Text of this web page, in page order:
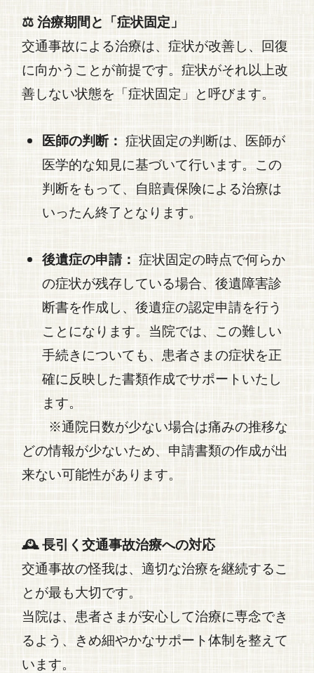
⚖️ 治療期間と「症状固定」
交通事故による治療は、症状が改善し、回復
に向かうことが前提です。症状がそれ以上改
善しない状態を「症状固定」と呼びます。
医師の判断： 症状固定の判断は、医師が
医学的な知見に基づいて行います。この
判断をもって、自賠責保険による治療は
いったん終了となります。
後遺症の申請： 症状固定の時点で何らか
の症状が残存している場合、後遺障害診
断書を作成し、後遺症の認定申請を行う
ことになります。当院では、この難しい
手続きについても、患者さまの症状を正
確に反映した書類作成でサポートいたし
ます。
※通院日数が少ない場合は痛みの推移な
どの情報が少ないため、申請書類の作成が出
来ない可能性があります。
🕰️ 長引く交通事故治療への対応
交通事故の怪我は、適切な治療を継続するこ
とが最も大切です。
当院は、患者さまが安心して治療に専念でき
るよう、きめ細やかなサポート体制を整えて
います。